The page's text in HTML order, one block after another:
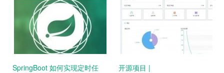
SpringBoot 如何实现定时任
开源项目 |